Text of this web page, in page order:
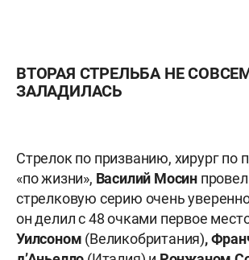
ВТОРАЯ СТРЕЛЬБА НЕ
ЗАЛАДИЛАСЬ
Стрелок по призванию, хирург по
«по жизни», Василий Мосин
стрелковую серию очень
он делил с 48 очками первое
Уилсоном (Великобритания),